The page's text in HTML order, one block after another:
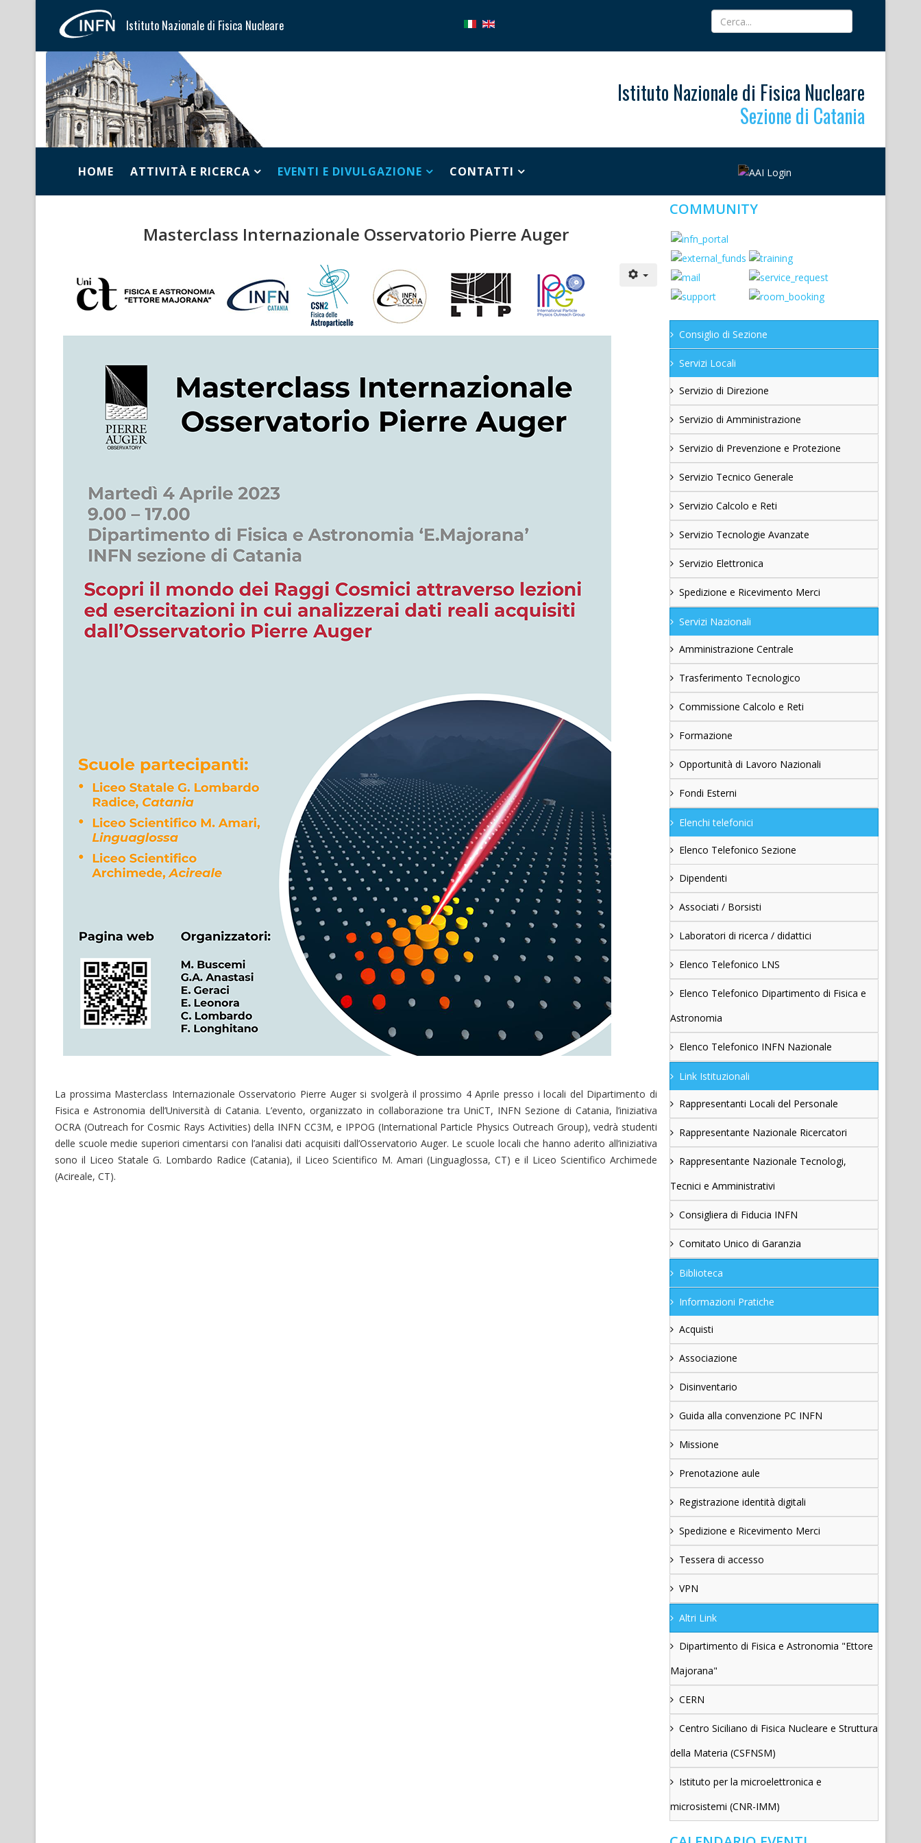
Istituto Nazionale di Fisica Nucleare
Istituto Nazionale di Fisica Nucleare
Sezione di Catania
HOME ATTIVITÀ E RICERCA EVENTI E DIVULGAZIONE CONTATTI
Masterclass Internazionale Osservatorio Pierre Auger
La prossima Masterclass Internazionale Osservatorio Pierre Auger si svolgerà il prossimo 4 Aprile presso i locali del Dipartimento di
Fisica e Astronomia dell’Università di Catania. L’evento, organizzato in collaborazione tra UniCT, INFN Sezione di Catania, l’iniziativa
OCRA (Outreach for Cosmic Rays Activities) della INFN CC3M, e IPPOG (International Particle Physics Outreach Group), vedrà studenti
delle scuole medie superiori cimentarsi con l’analisi dati acquisiti dall’Osservatorio Auger. Le scuole locali che hanno aderito all’iniziativa
sono il Liceo Statale G. Lombardo Radice (Catania), il Liceo Scientifico M. Amari (Linguaglossa, CT) e il Liceo Scientifico Archimede
(Acireale, CT).
COMMUNITY
Consiglio di Sezione
Servizi Locali
Servizio di Direzione
Servizio di Amministrazione
Servizio di Prevenzione e Protezione
Servizio Tecnico Generale
Servizio Calcolo e Reti
Servizio Tecnologie Avanzate
Servizio Elettronica
Spedizione e Ricevimento Merci
Servizi Nazionali
Amministrazione Centrale
Trasferimento Tecnologico
Commissione Calcolo e Reti
Formazione
Opportunità di Lavoro Nazionali
Fondi Esterni
Elenchi telefonici
Elenco Telefonico Sezione
Dipendenti
Associati / Borsisti
Laboratori di ricerca / didattici
Elenco Telefonico LNS
Elenco Telefonico Dipartimento di Fisica e
Astronomia
Elenco Telefonico INFN Nazionale
Link Istituzionali
Rappresentanti Locali del Personale
Rappresentante Nazionale Ricercatori
Rappresentante Nazionale Tecnologi,
Tecnici e Amministrativi
Consigliera di Fiducia INFN
Comitato Unico di Garanzia
Biblioteca
Informazioni Pratiche
Acquisti
Associazione
Disinventario
Guida alla convenzione PC INFN
Missione
Prenotazione aule
Registrazione identità digitali
Spedizione e Ricevimento Merci
Tessera di accesso
VPN
Altri Link
Dipartimento di Fisica e Astronomia "Ettore
Majorana"
CERN
Centro Siciliano di Fisica Nucleare e Struttura
della Materia (CSFNSM)
Istituto per la microelettronica e
microsistemi (CNR-IMM)